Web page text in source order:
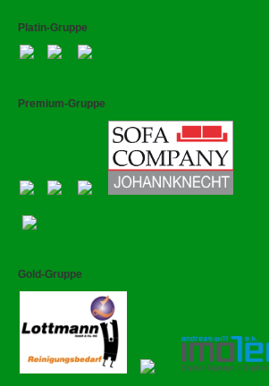
Platin-Gruppe
Premium-Gruppe
Gold-Gruppe